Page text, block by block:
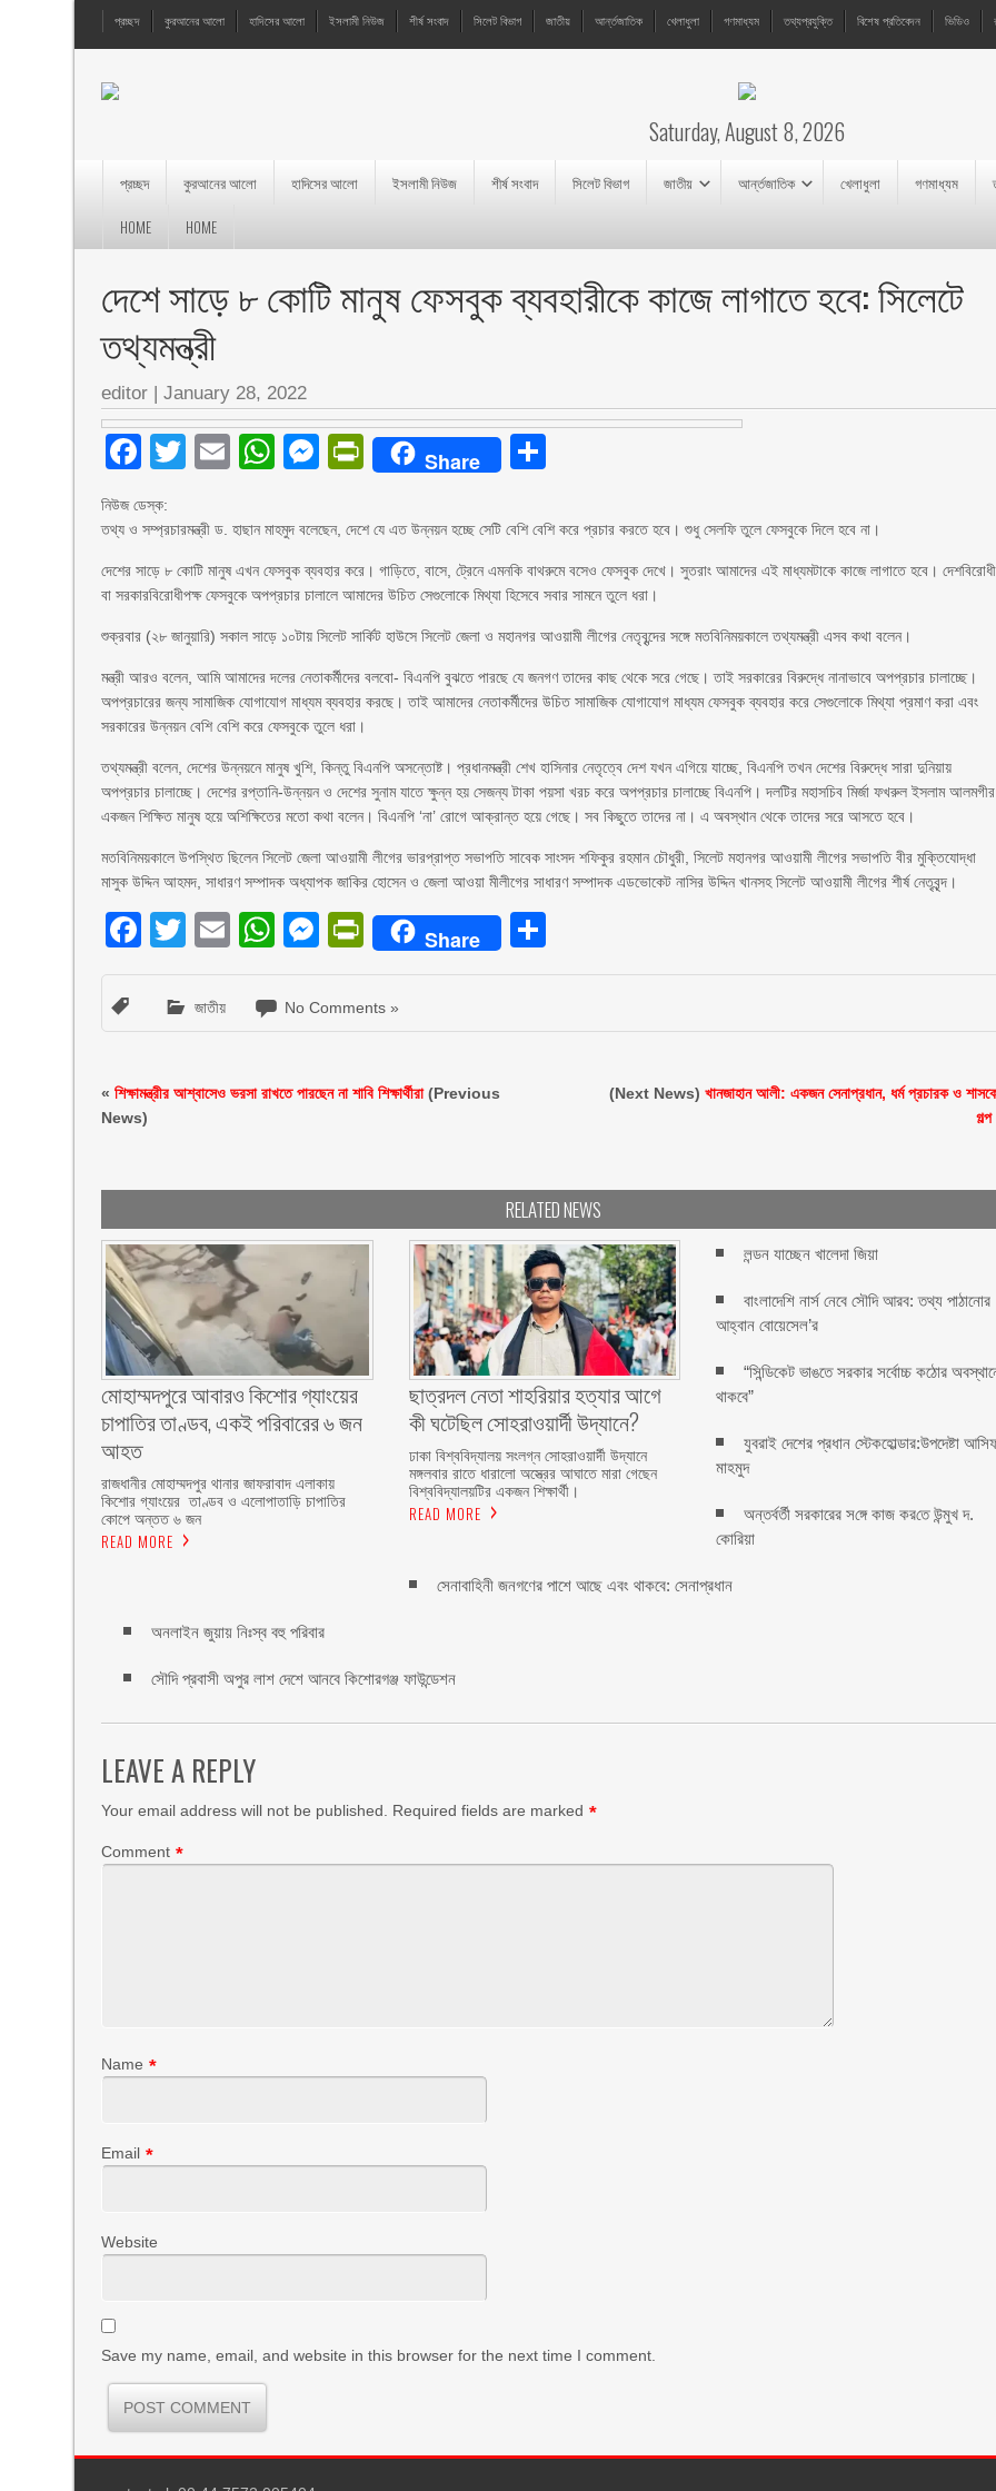
প্রচ্ছদ কুরআনের আলো হাদিসের আলো ইসলামী নিউজ শীর্ষ সংবাদ সিলেট বিভাগ জাতীয় আর্ন্তজাতিক খেলাধুলা গণমাধ্যম তথ্যপ্রযুক্তি বিশেষ প্রতিবেদন ভিডিও
Saturday, August 8, 2026
প্রচ্ছদ কুরআনের আলো হাদিসের আলো ইসলামী নিউজ শীর্ষ সংবাদ সিলেট বিভাগ জাতীয় আর্ন্তজাতিক খেলাধুলা গণমাধ্যম
HOME
HOME
দেশে সাড়ে ৮ কোটি মানুষ ফেসবুক ব্যবহারীকে কাজে লাগাতে হবে: সিলেটে
তথ্যমন্ত্রী
editor |January 28, 2022
Facebook
Twitter
EmailWhatsApp
Messenger
PrintFriendly
Share
নিউজ ডেস্ক:
তথ্য ও সম্প্রচারমন্ত্রী ড. হাছান মাহমুদ বলেছেন, দেশে যে এত উন্নয়ন হচ্ছে সেটি বেশি বেশি করে প্রচার করতে হবে। শুধু সেলফি তুলে ফেসবুকে দিলে হবে না।
দেশের সাড়ে ৮ কোটি মানুষ এখন ফেসবুক ব্যবহার করে। গাড়িতে, বাসে, ট্রেনে এমনকি বাথরুমে বসেও ফেসবুক দেখে। সুতরাং আমাদের এই মাধ্যমটাকে কাজে লাগাতে হবে। দেশবিরোধী
বা সরকারবিরোধীপক্ষ ফেসবুকে অপপ্রচার চালালে আমাদের উচিত সেগুলোকে মিথ্যা হিসেবে সবার সামনে তুলে ধরা।
শুক্রবার (২৮ জানুয়ারি) সকাল সাড়ে ১০টায় সিলেট সার্কিট হাউসে সিলেট জেলা ও মহানগর আওয়ামী লীগের নেতৃবৃন্দের সঙ্গে মতবিনিময়কালে তথ্যমন্ত্রী এসব কথা বলেন।
মন্ত্রী আরও বলেন, আমি আমাদের দলের নেতাকর্মীদের বলবো- বিএনপি বুঝতে পারছে যে জনগণ তাদের কাছ থেকে সরে গেছে। তাই সরকারের বিরুদ্ধে নানাভাবে অপপ্রচার চালাচ্ছে।
অপপ্রচারের জন্য সামাজিক যোগাযোগ মাধ্যম ব্যবহার করছে। তাই আমাদের নেতাকর্মীদের উচিত সামাজিক যোগাযোগ মাধ্যম ফেসবুক ব্যবহার করে সেগুলোকে মিথ্যা প্রমাণ করা এবং
সরকারের উন্নয়ন বেশি বেশি করে ফেসবুকে তুলে ধরা।
তথ্যমন্ত্রী বলেন, দেশের উন্নয়নে মানুষ খুশি, কিন্তু বিএনপি অসন্তোষ্ট। প্রধানমন্ত্রী শেখ হাসিনার নেতৃত্বে দেশ যখন এগিয়ে যাচ্ছে, বিএনপি তখন দেশের বিরুদ্ধে সারা দুনিয়ায়
অপপ্রচার চালাচ্ছে। দেশের রপ্তানি-উন্নয়ন ও দেশের সুনাম যাতে ক্ষুন্ন হয় সেজন্য টাকা পয়সা খরচ করে অপপ্রচার চালাচ্ছে বিএনপি। দলটির মহাসচিব মির্জা ফখরুল ইসলাম আলমগীর
একজন শিক্ষিত মানুষ হয়ে অশিক্ষিতের মতো কথা বলেন। বিএনপি ‘না’ রোগে আক্রান্ত হয়ে গেছে। সব কিছুতে তাদের না। এ অবস্থান থেকে তাদের সরে আসতে হবে।
মতবিনিময়কালে উপস্থিত ছিলেন সিলেট জেলা আওয়ামী লীগের ভারপ্রাপ্ত সভাপতি সাবেক সাংসদ শফিকুর রহমান চৌধুরী, সিলেট মহানগর আওয়ামী লীগের সভাপতি বীর মুক্তিযোদ্ধা
মাসুক উদ্দিন আহমদ, সাধারণ সম্পাদক অধ্যাপক জাকির হোসেন ও জেলা আওয়া মীলীগের সাধারণ সম্পাদক এডভোকেট নাসির উদ্দিন খানসহ সিলেট আওয়ামী লীগের শীর্ষ নেতৃবৃন্দ।
Facebook
Twitter
EmailWhatsApp
Messenger
PrintFriendly
Share
জাতীয় No Comments »
«শিক্ষামন্ত্রীর আশ্বাসেও ভরসা রাখতে পারছেন না শাবি শিক্ষার্থীরা(Previous
News)
(Next News)খানজাহান আলী: একজন সেনাপ্রধান, ধর্ম প্রচারক ও
গল্প
RELATED NEWS
মোহাম্মদপুরে আবারও কিশোর গ্যাংয়ের
চাপাতির তাণ্ডব, একই পরিবারের ৬ জন
আহত
রাজধানীর মোহাম্মদপুর থানার জাফরাবাদ এলাকায়
কিশোর গ্যাংয়ের তাণ্ডব ও এলোপাতাড়ি চাপাতির
কোপে অন্তত ৬ জন
READ MORE
ছাত্রদল নেতা শাহরিয়ার হত্যার আগে
কী ঘটেছিল সোহরাওয়ার্দী উদ্যানে?
ঢাকা বিশ্ববিদ্যালয় সংলগ্ন সোহরাওয়ার্দী উদ্যানে
মঙ্গলবার রাতে ধারালো অস্ত্রের আঘাতে মারা গেছেন
বিশ্ববিদ্যালয়টির একজন শিক্ষার্থী।
READ MORE
লন্ডন যাচ্ছেন খালেদা জিয়া
বাংলাদেশি নার্স নেবে সৌদি আরব: তথ্য পাঠানোর
আহ্বান বোয়েসেল’র
“সিন্ডিকেট ভাঙতে সরকার সর্বোচ্চ কঠোর
থাকবে”
যুবরাই দেশের প্রধান স্টেকহোল্ডার:উপদেষ্টা
মাহমুদ
অন্তর্বর্তী সরকারের স‌ঙ্গে কাজ কর‌তে উন্মুখ দ.
কো‌রিয়া
সেনাবাহিনী জনগণের পাশে আছে এবং থাকবে: সেনাপ্রধান
অনলাইন জুয়ায় নিঃস্ব বহু পরিবার
সৌদি প্রবাসী অপুর লাশ দেশে আনবে কিশোরগঞ্জ ফাউন্ডেশন
LEAVE A REPLY
Your email address will not be published. Required fields are marked *
Comment *
Name *
Email *
Website
Save my name, email, and website in this browser for the next time I comment.